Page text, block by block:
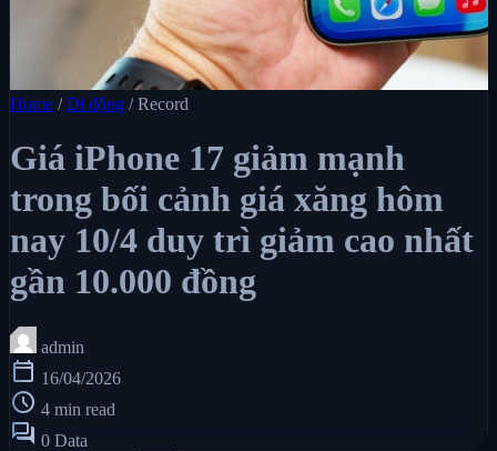
Home / Di động / Record
Giá iPhone 17 giảm mạnh
trong bối cảnh giá xăng hôm
nay 10/4 duy trì giảm cao nhất
gần 10.000 đồng
admin
calendar_today 16/04/2026
schedule 4 min read
forum 0 Data